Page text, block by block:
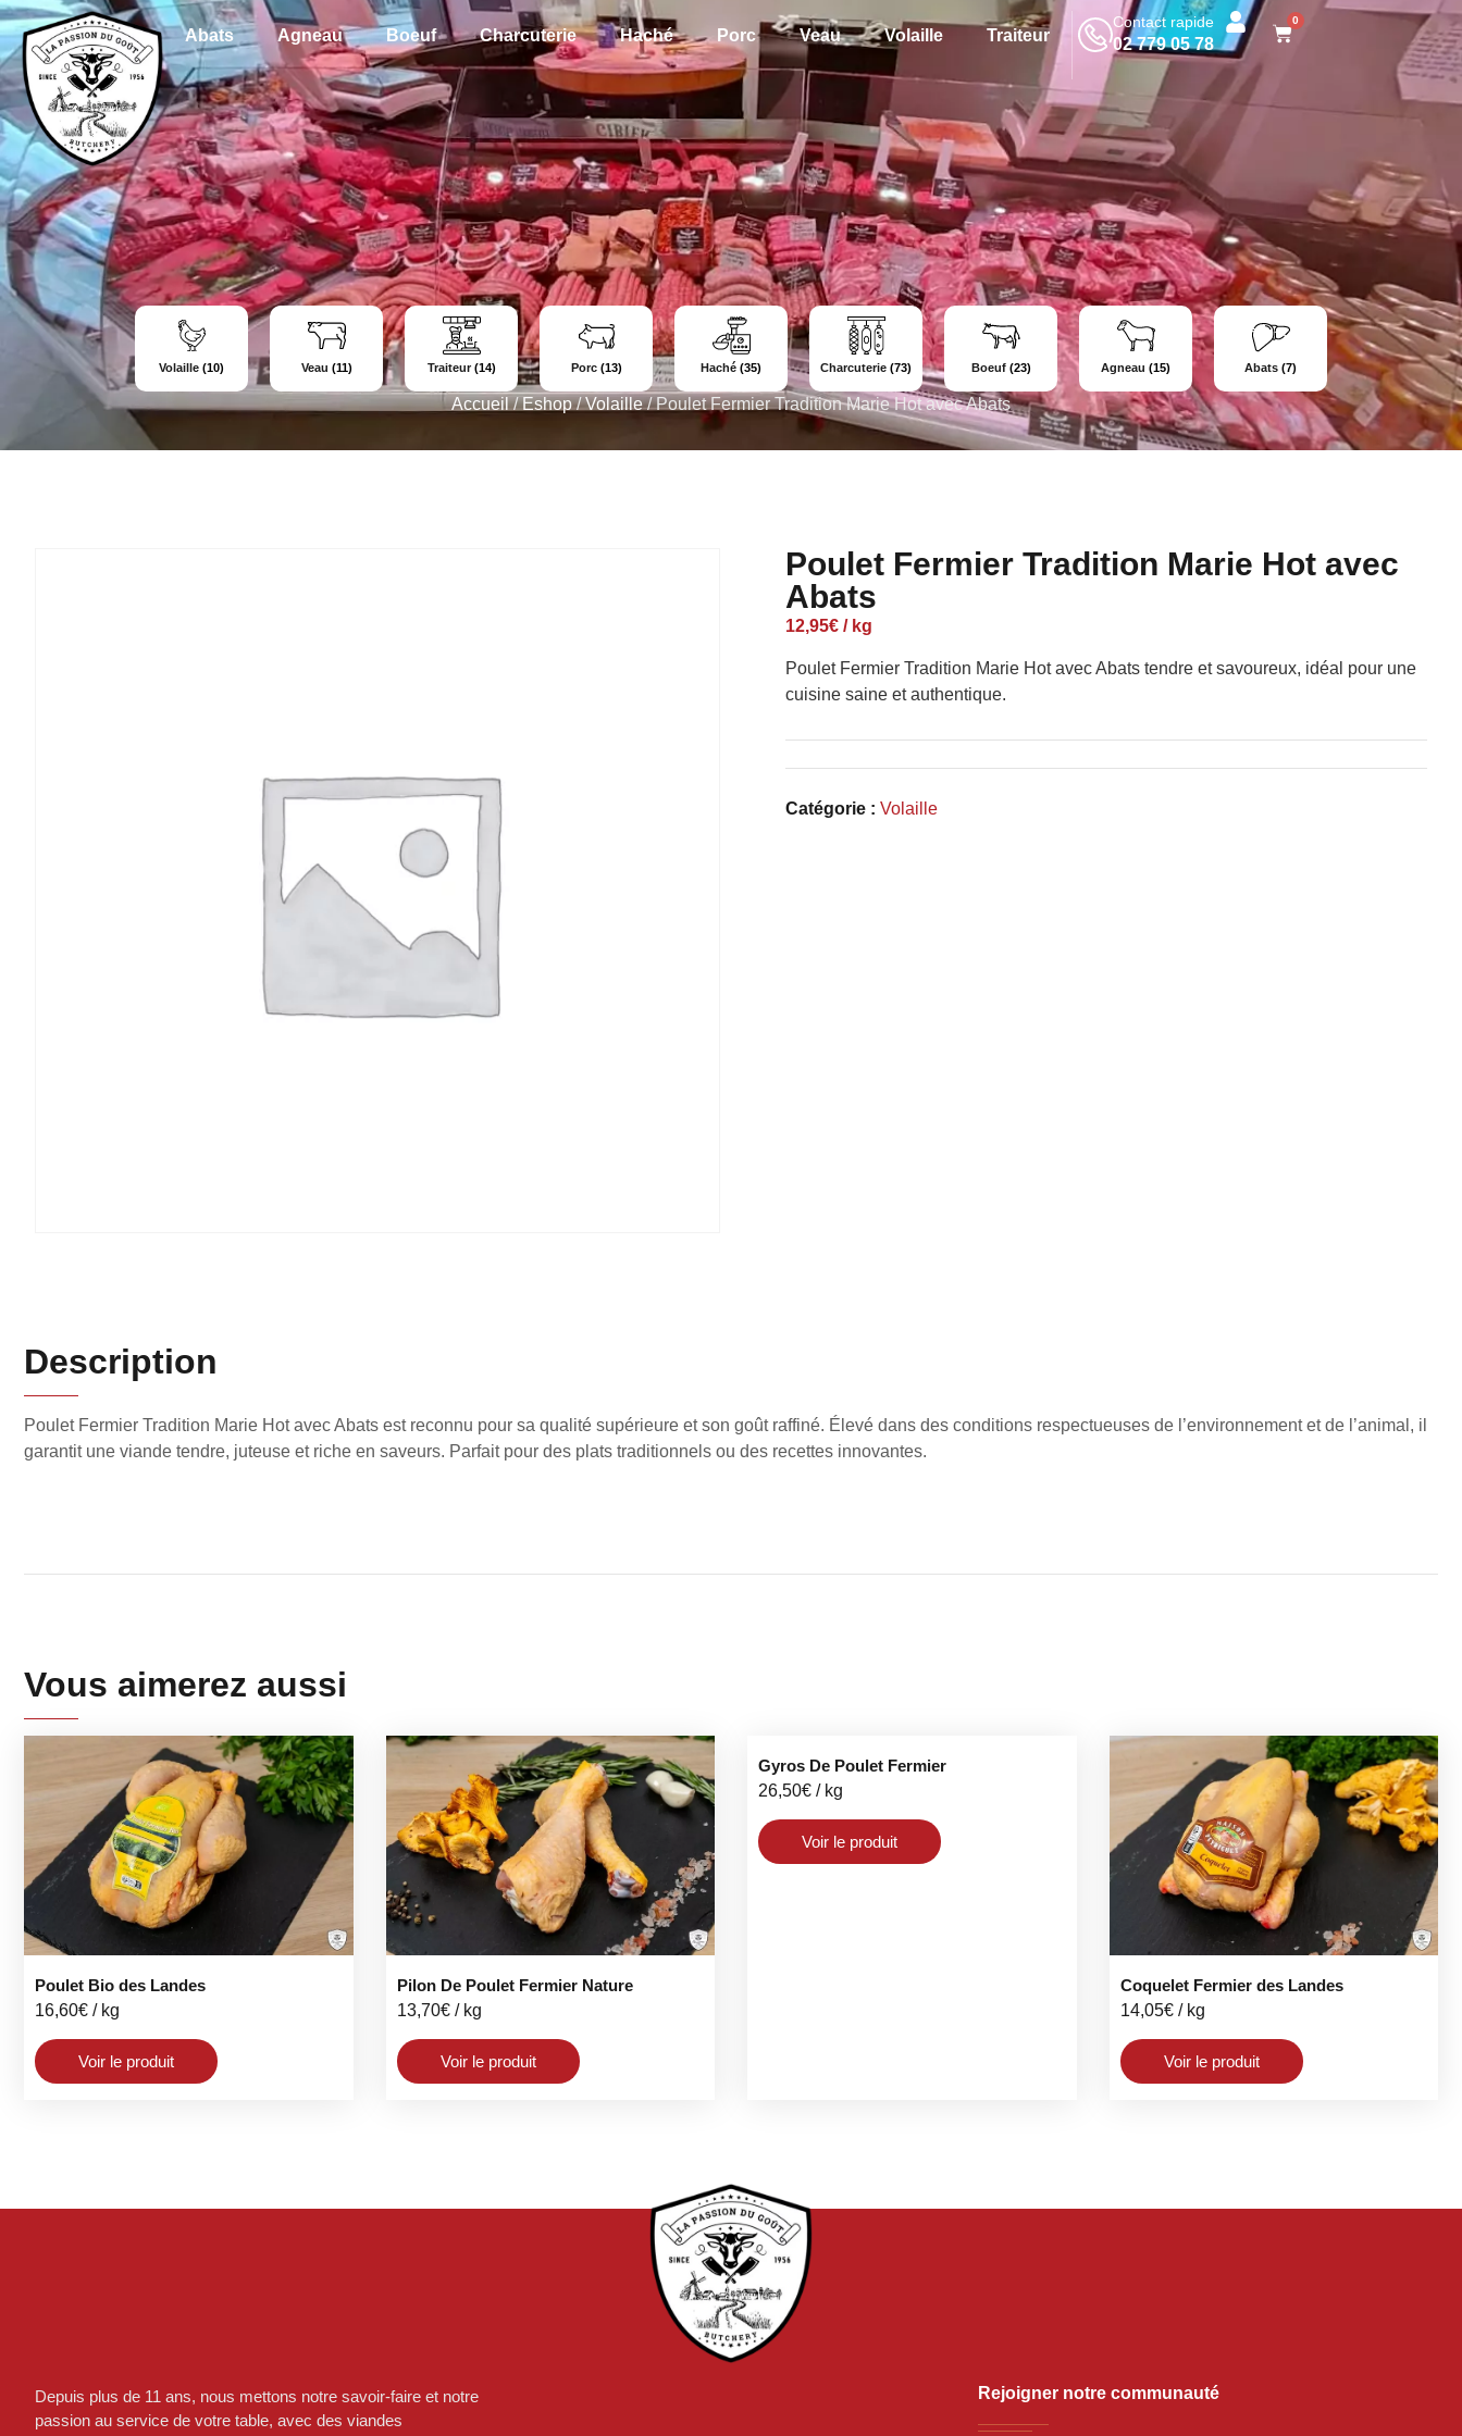
Abats Agneau Boeuf Charcuterie Haché Porc Veau Volaille Traiteur
Contact rapide
02 779 05 78
0
Volaille (10) Veau (11) Traiteur(14) Porc (13) Haché (35) Charcuterie (73) Boeuf (23) Agneau (15) Abats (7)
Accueil/Eshop/Volaille/Poulet Fermier Tradition Marie Hot avec Abats
Poulet Fermier Tradition Marie Hot avec
Abats
12,95€ / kg
Poulet Fermier Tradition Marie Hot avec Abats tendre et savoureux, idéal pour une
cuisine saine et authentique.
Catégorie : Volaille
Description
Poulet Fermier Tradition Marie Hot avec Abats est reconnu pour sa qualité supérieure et son goût raffiné. Élevé dans des conditions respectueuses de l’environnement et de l’animal, il
garantit une viande tendre, juteuse et riche en saveurs. Parfait pour des plats traditionnels ou des recettes innovantes.
Vous aimerez aussi
Poulet Bio des Landes
16,60€ / kg
Voir le produit
Pilon De Poulet Fermier Nature
13,70€/ kg
Voir le produit
Gyros De Poulet Fermier
26,50€ / kg
Voir le produit
Coquelet Fermier des Landes
14,05€/ kg
Voir le produit
Depuis plus de 11 ans, nous mettons notre savoir-faire et notre
passion au service de votre table, avec des viandes
Rejoigner notre communauté